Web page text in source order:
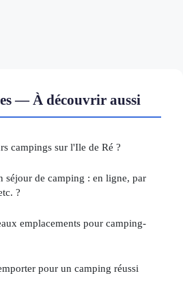
— À découvrir aussi
campings sur l'Ile de Ré ?
séjour de camping : en ligne, par
?
emplacements pour camping-
pour un camping réussi